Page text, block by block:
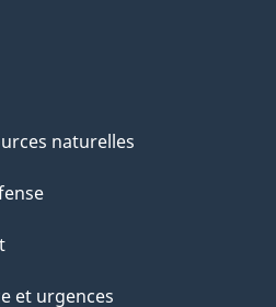
naturelles
et urgences